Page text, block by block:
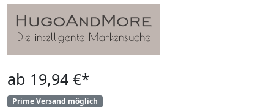
ab 19,94 €*
Prime Versand möglich